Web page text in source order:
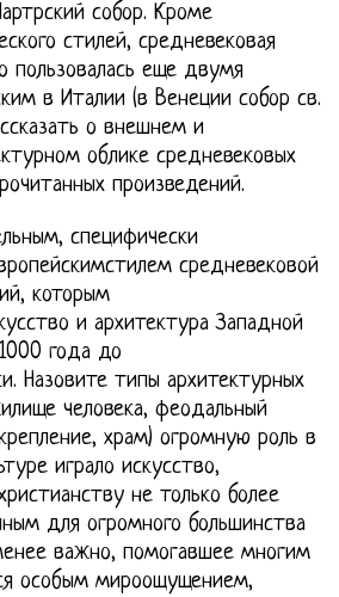
собор. Кроме
стилей, средневековая
пользовалась еще двумя
в Италии (в Венеции собор св.
о внешнем и
облике средневековых
произведений.
специфически
средневековой
которым
и архитектура Западной
года до
Назовите типы архитектурных
человека, феодальный
храм) огромную роль в
играло искусство,
не только более
для огромного большинства
важно, помогавшее многим
особым мироощущением,